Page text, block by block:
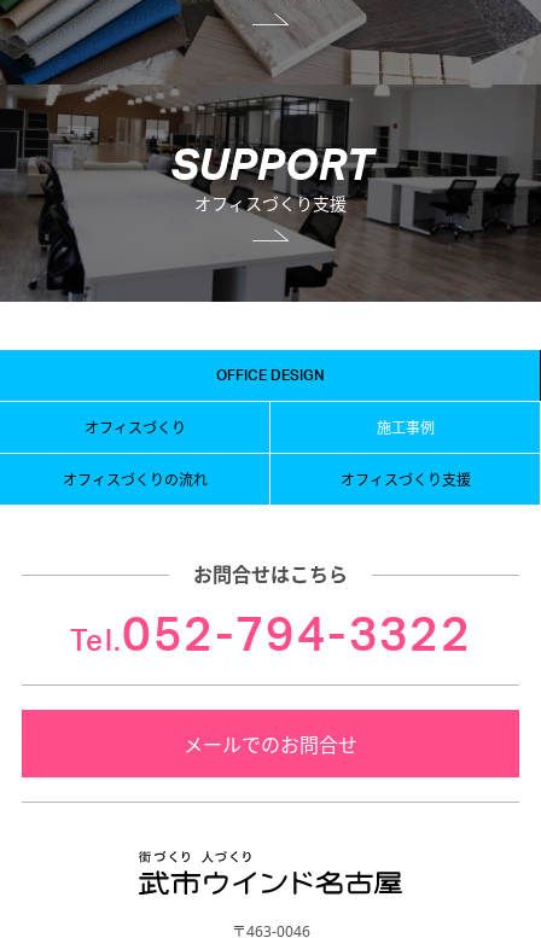
SUPPORT
オフィスづくり支援
OFFICE DESIGN
オフィスづくり 施工事例
オフィスづくりの流れ オフィスづくり支援
お問合せはこちら
Tel.052-794-3322
メールでのお問合せ
〒463-0046